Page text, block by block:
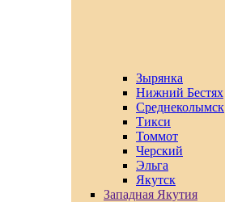
Зырянка
Нижний Бестях
Среднеколымск
Тикси
Томмот
Черский
Эльга
Якутск
Западная Якутия